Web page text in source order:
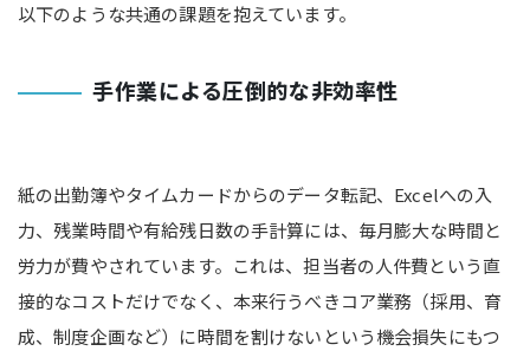
以下のような共通の課題を抱えています。
手作業による圧倒的な非効率性
紙の出勤簿やタイムカードからのデータ転記、Excelへの入
力、残業時間や有給残日数の手計算には、毎月膨大な時間と
労力が費やされています。これは、担当者の人件費という直
接的なコストだけでなく、本来行うべきコア業務（採用、育
成、制度企画など）に時間を割けないという機会損失にもつ